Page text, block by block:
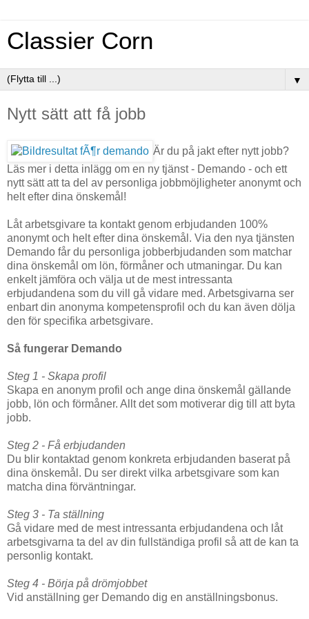
Classier Corn
▼
Nytt sätt att få jobb
Är du på jakt efter nytt jobb?
Läs mer i detta inlägg om en ny tjänst - Demando - och ett
nytt sätt att ta del av personliga jobbmöjligheter anonymt och
helt efter dina önskemål!
Låt arbetsgivare ta kontakt genom erbjudanden 100%
anonymt och helt efter dina önskemål. Via den nya tjänsten
Demando får du personliga jobberbjudanden som matchar
dina önskemål om lön, förmåner och utmaningar. Du kan
enkelt jämföra och välja ut de mest intressanta
erbjudandena som du vill gå vidare med. Arbetsgivarna ser
enbart din anonyma kompetensprofil och du kan även dölja
den för specifika arbetsgivare.
Så fungerar Demando
Steg 1 - Skapa profil
Skapa en anonym profil och ange dina önskemål gällande
jobb, lön och förmåner. Allt det som motiverar dig till att byta
jobb.
Steg 2 - Få erbjudanden
Du blir kontaktad genom konkreta erbjudanden baserat på
dina önskemål. Du ser direkt vilka arbetsgivare som kan
matcha dina förväntningar.
Steg 3 - Ta ställning
Gå vidare med de mest intressanta erbjudandena och låt
arbetsgivarna ta del av din fullständiga profil så att de kan ta
personlig kontakt.
Steg 4 - Börja på drömjobbet
Vid anställning ger Demando dig en anställningsbonus.